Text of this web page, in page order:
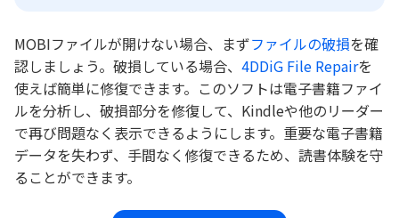
MOBIファイルが開けない場合、まずファイルの破損を確
認しましょう。破損している場合、 4DDiG File Repairを
使えば簡単に修復できます。このソフトは電子書籍ファイ
ルを分析し、破損部分を修復して、Kindleや他のリーダー
で再び問題なく表示できるようにします。重要な電子書籍
データを失わず、手間なく修復できるため、読書体験を守
ることができます。